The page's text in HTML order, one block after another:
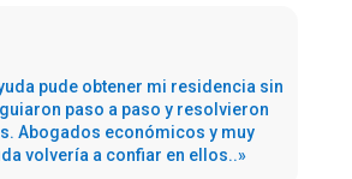
pude obtener mi residencia sin
paso a paso y resolvieron
Abogados económicos y muy
volvería a confiar en ellos..»